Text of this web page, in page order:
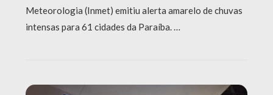
Meteorologia (Inmet) emitiu alerta amarelo de chuvas
intensas para 61 cidades da Paraíba. …